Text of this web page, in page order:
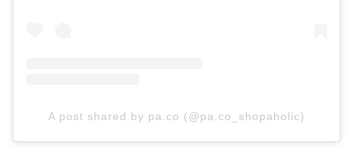
A post shared by pa.co (@pa.co_shopaholic)